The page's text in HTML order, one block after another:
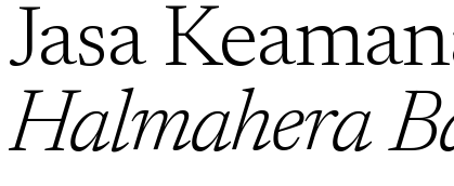
Jasa
Halmahera